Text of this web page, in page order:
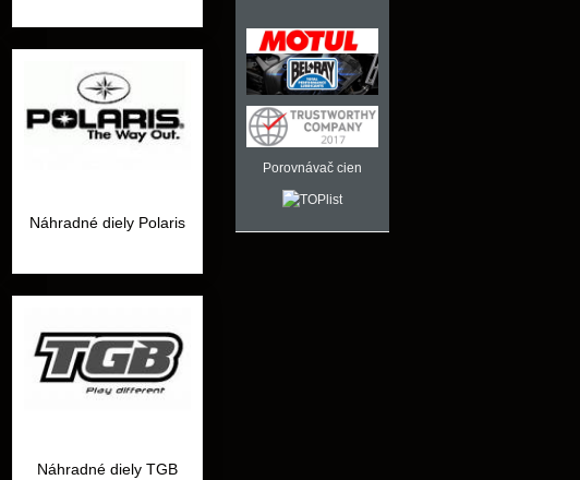
Náhradné diely Polaris
Náhradné diely TGB
Porovnávač cien